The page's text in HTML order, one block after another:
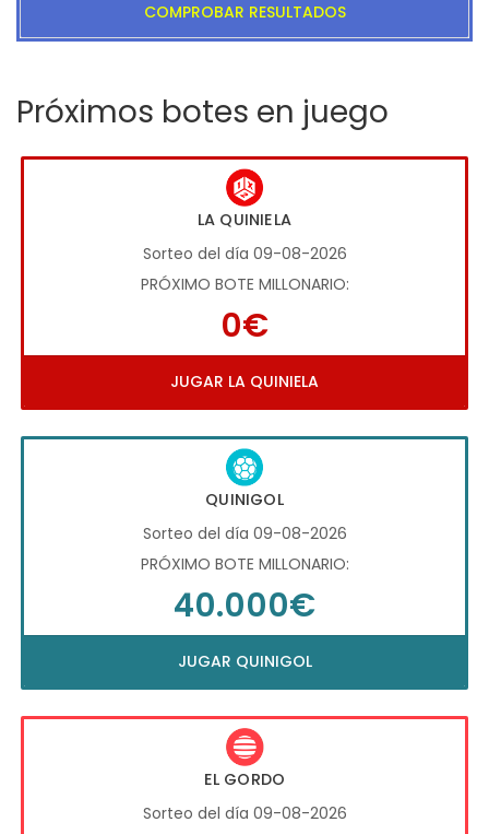
COMPROBAR RESULTADOS
Próximos botes en juego
LA QUINIELA
Sorteo del día 09-08-2026
PRÓXIMO BOTE MILLONARIO:
0€
JUGAR LA QUINIELA
QUINIGOL
Sorteo del día 09-08-2026
PRÓXIMO BOTE MILLONARIO:
40.000€
JUGAR QUINIGOL
EL GORDO
Sorteo del día 09-08-2026